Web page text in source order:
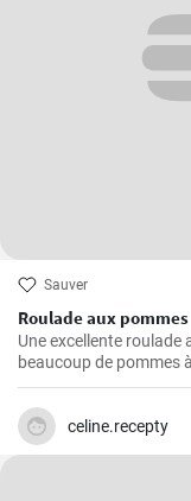
Sauver
Roulade aux pommes
Une excellente roulade
beaucoup de pommes
rapide et facile qui
celine.recepty